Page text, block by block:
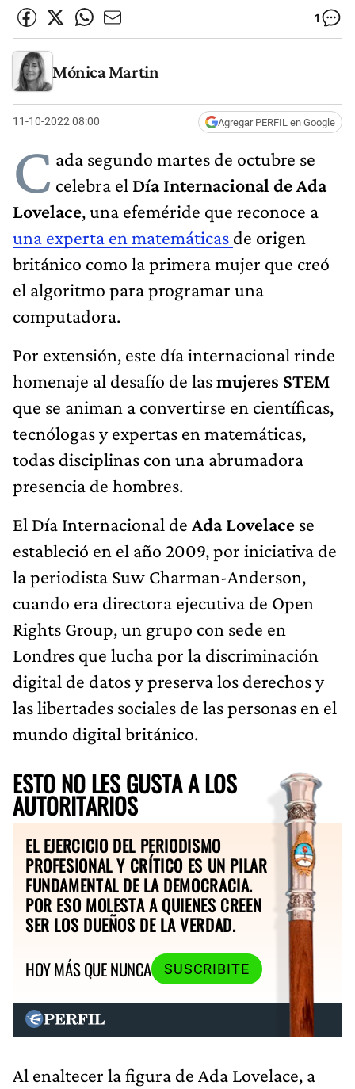
1
Mónica Martin
11-10-2022 08:00 Agregar PERFIL en Google
C ada segundo martes de octubre se
celebra el Día Internacional de Ada
Lovelace, una efeméride que reconoce a
una experta en matemáticas de origen
británico como la primera mujer que creó
el algoritmo para programar una
computadora.
Por extensión, este día internacional rinde
homenaje al desafío de lasmujeres STEM
que se animan a convertirse en científicas,
tecnólogas y expertas en matemáticas,
todas disciplinas con una abrumadora
presencia de hombres.
El Día Internacional de Ada Lovelace se
estableció en el año 2009, por iniciativa de
la periodista Suw Charman-Anderson,
cuando era directora ejecutiva de Open
Rights Group, un grupo con sede en
Londres que lucha por la discriminación
digital de datos y preserva los derechos y
las libertades sociales de las personas en el
mundo digital británico.
ESTO NO LES GUSTA A LOS
AUTORITARIOS
EL EJERCICIO DEL PERIODISMO
PROFESIONAL Y CRÍTICO ES UN PILAR
FUNDAMENTAL DE LA DEMOCRACIA.
POR ESO MOLESTA A QUIENES CREEN
SER LOS DUEÑOS DE LA VERDAD.
HOY MÁS QUE NUNCA
SUSCRIBITE
Al enaltecer la figura de Ada Lovelace, a